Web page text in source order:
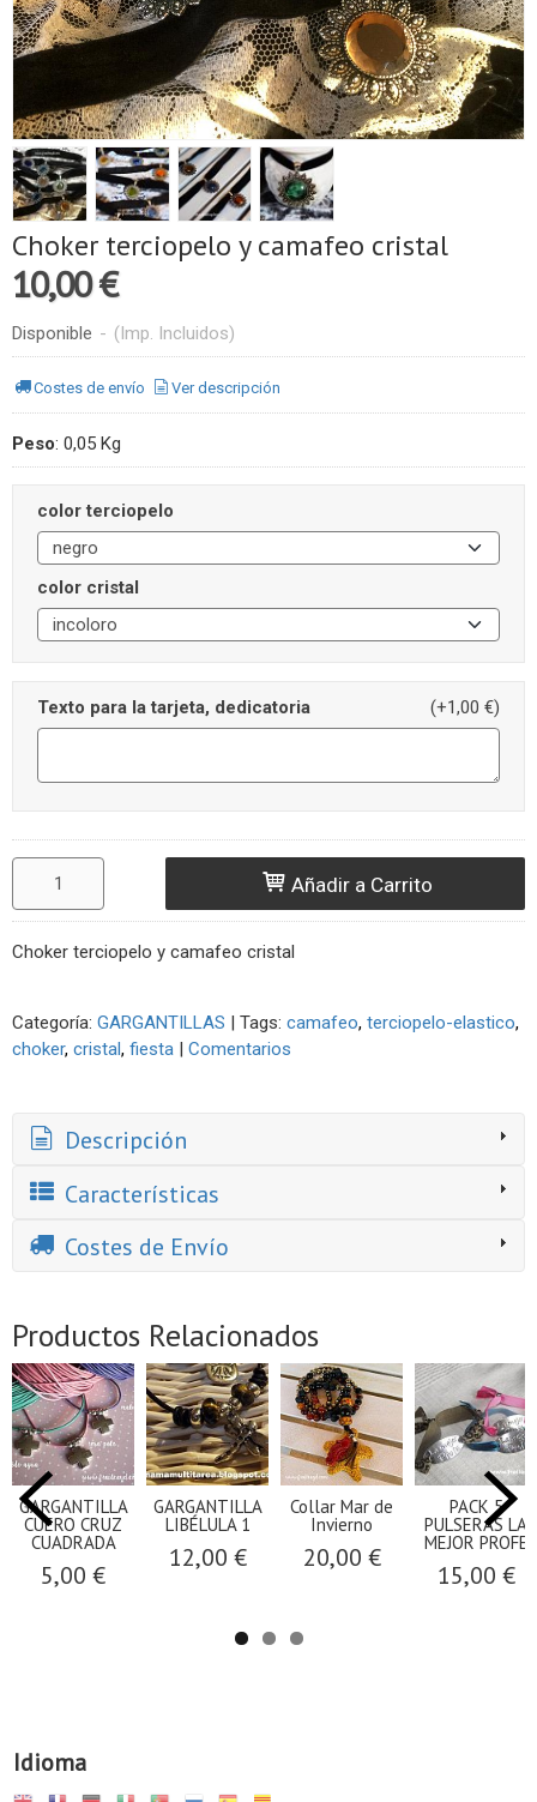
Idioma
Choker terciopelo y camafeo cristal
10,00 €
Disponible - (Imp. Incluidos)
Costes de envío Ver descripción
Peso: 0,05 Kg
color terciopelo
color cristal
Texto para la tarjeta, dedicatoria (+1,00 €)
Añadir a Carrito
Choker terciopelo y camafeo cristal
Categoría: GARGANTILLAS | Tags: camafeo terciopelo-elastico
choker cristal fiesta | Comentarios
Descripción
Características
Costes de Envío
Productos Relacionados
GARGANTILLA
CUERO CRUZ
CUADRADA
5,00 €
GARGANTILLA
LIBÉLULA 1
12,00 €
Collar Mar de
Invierno
20,00 €
PACK 5
PULSERAS LA
MEJOR PROFE
15,00 €